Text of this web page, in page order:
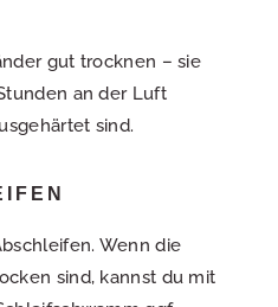
gut trocknen – sie
an der Luft
sind.
Wenn die
sind, kannst du mit